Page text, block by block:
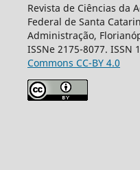
Revista de Ciências da
Federal de Santa
Administração,
ISSNe 2175-8077. ISSN
Commons CC-BY 4.0